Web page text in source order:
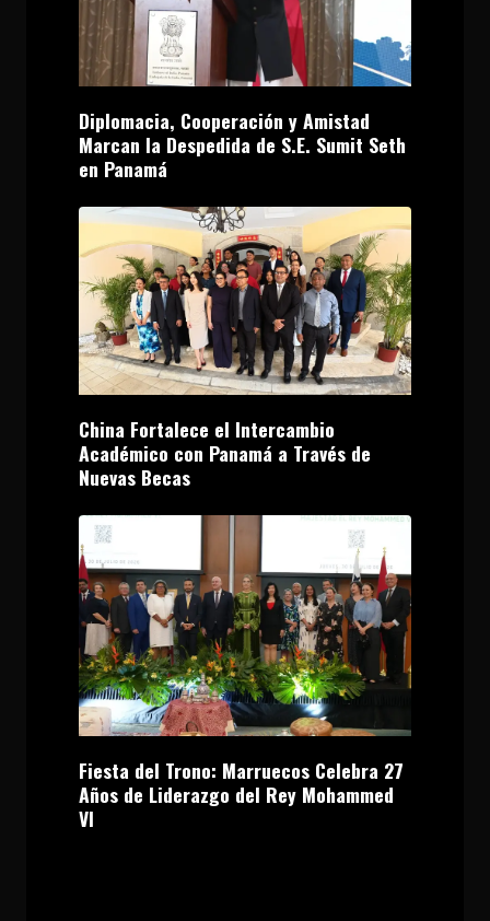
Diplomacia, Cooperación y Amistad
Marcan la Despedida de S.E. Sumit Seth
en Panamá
China Fortalece el Intercambio
Académico con Panamá a Través de
Nuevas Becas
Fiesta del Trono: Marruecos Celebra 27
Años de Liderazgo del Rey Mohammed
VI